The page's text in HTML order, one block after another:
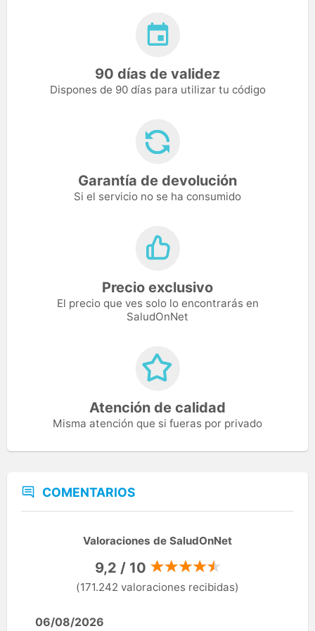
90 días de validez
Dispones de 90 días para utilizar tu código
Garantía de devolución
Si el servicio no se ha consumido
Precio exclusivo
El precio que ves solo lo encontrarás en
SaludOnNet
Atención de calidad
Misma atención que si fueras por privado
COMENTARIOS
Valoraciones de SaludOnNet
9,2 / 10
(171.242 valoraciones recibidas)
06/08/2026